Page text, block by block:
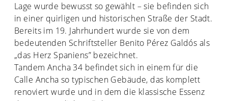
Lage wurde bewusst so gewählt – sie befinden sich
in einer quirligen und historischen Straße der Stadt.
Bereits im 19. Jahrhundert wurde sie von dem
bedeutenden Schriftsteller Benito Pérez Galdós als
„das Herz Spaniens” bezeichnet.
Tandem Ancha 34 befindet sich in einem für die
Calle Ancha so typischen Gebäude, das komplett
renoviert wurde und in dem die klassische Essenz